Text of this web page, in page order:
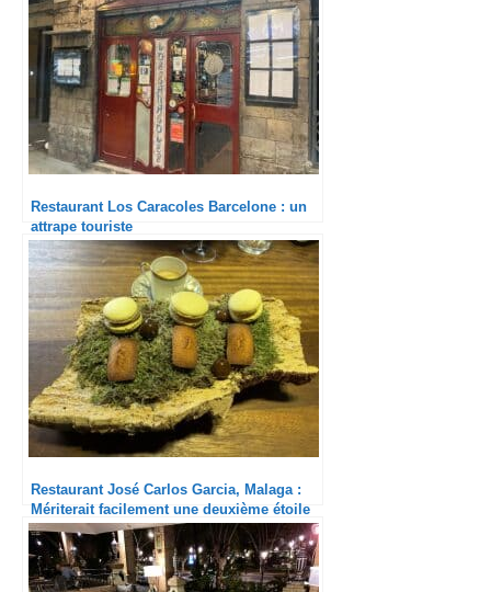
Restaurant Los Caracoles Barcelone : un
attrape touriste
Restaurant José Carlos Garcia, Malaga :
Mériterait facilement une deuxième étoile